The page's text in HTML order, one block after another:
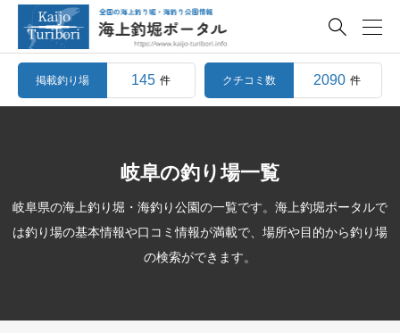

掲載釣り場 145 件 クチコミ数 2090 件
岐阜の釣り場一覧
岐阜県の海上釣り堀・海釣り公園の一覧です。海上釣堀ポータルで
は釣り場の基本情報や口コミ情報が満載で、場所や目的から釣り場
の検索ができます。